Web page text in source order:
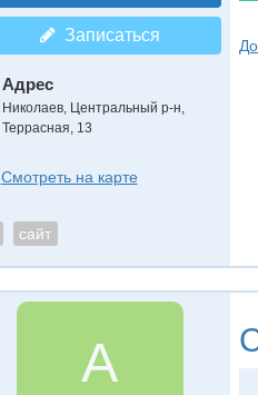
Записаться
Адрес
Николаев, Центральный р-н,
Террасная, 13
Смотреть на карте
сайт
А